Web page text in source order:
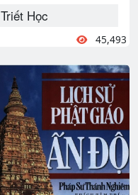
Triết Học
45,493